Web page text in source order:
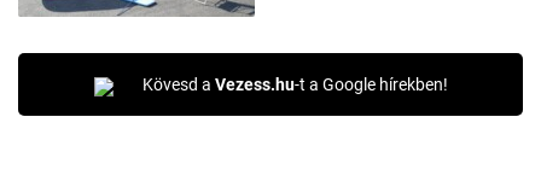
Kövesd a Vezess.hu-t a Google hírekben!